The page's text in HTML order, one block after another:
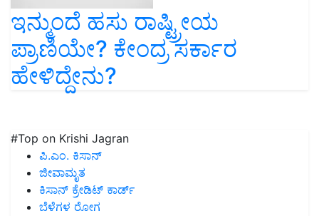
ಇನ್ಮುಂದೆ ಹಸು ರಾಷ್ಟ್ರೀಯ
ಪ್ರಾಣಿಯೇ? ಕೇಂದ್ರ ಸರ್ಕಾರ
ಹೇಳಿದ್ದೇನು?
#Top on Krishi Jagran
ಪಿ.ಎಂ. ಕಿಸಾನ್
ಜೀವಾಮೃತ
ಕಿಸಾನ್ ಕ್ರೇಡಿಟ್ ಕಾರ್ಡ್
ಬೆಳೆಗಳ ರೋಗ